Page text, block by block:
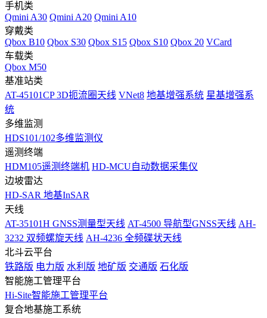
手机类
Qmini A30 Qmini A20 Qmini A10
穿戴类
Qbox B10 Qbox S30 Qbox S15 Qbox S10 Qbox 20 VCard
车载类
Qbox M50
基准站类
AT-45101CP 3D扼流圈天线 VNet8 地基增强系统 星基增强系
统
多维监测
HDS101/102多维监测仪
遥测终端
HDM105遥测终端机 HD-MCU自动数据采集仪
边坡雷达
HD-SAR 地基InSAR
天线
AT-35101H GNSS测量型天线 AT-4500 导航型GNSS天线 AH-
3232 双频螺旋天线 AH-4236 全频碟状天线
北斗云平台
铁路版 电力版 水利版 地矿版 交通版 石化版
智能施工管理平台
Hi-Site智能施工管理平台
复合地基施工系统